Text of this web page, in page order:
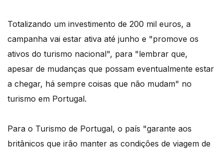
Totalizando um investimento de 200 mil euros, a
campanha vai estar ativa até junho e "promove os
ativos do turismo nacional", para "lembrar que,
apesar de mudanças que possam eventualmente estar
a chegar, há sempre coisas que não mudam" no
turismo em Portugal.
Para o Turismo de Portugal, o país "garante aos
britânicos que irão manter as condições de viagem de